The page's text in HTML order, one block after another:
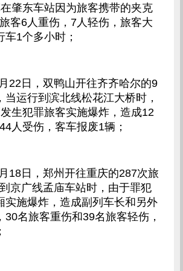
肇东车站因为旅客携带的夹克
客6人重伤，7人轻伤，旅客大
1个多小时；
22日，双鸭山开往齐齐哈尔的9
当运行到滨北线松花江大桥时，
生犯罪旅客实施爆炸，造成12
人受伤，客车报废1辆；
18日，郑州开往重庆的287次旅
京广线孟庙车站时，由于罪犯
实施爆炸，造成副列车长和另外
30名旅客重伤和39名旅客轻伤，